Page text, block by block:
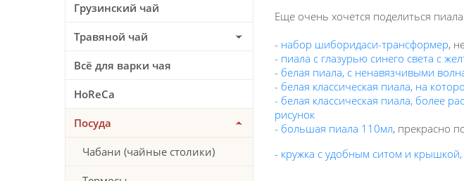
Грузинский чай
Травяной чай
Всё для варки чая
HoReCa
Посуда
Чабани (чайные столики)
Еще очень хочется поделиться
- набор шиборидаси-трансформер,
- пиала с глазурью синего света с
- белая пиала, с ненавязчивыми
- белая классическая пиала, на
- белая классическая пиала, более
рисунок
- большая пиала 110мл, прекрасно
- кружка с удобным ситом и